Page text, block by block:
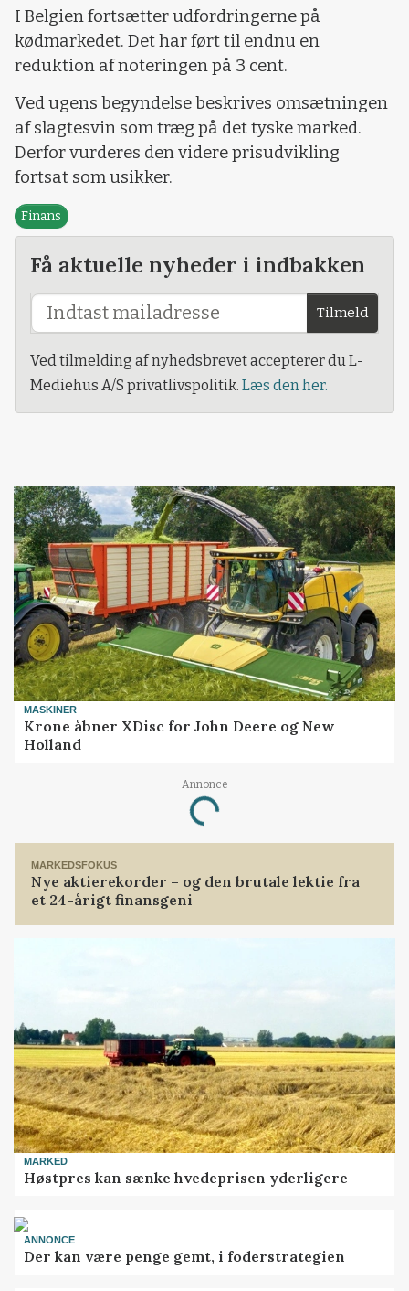
I Belgien fortsætter udfordringerne på
kødmarkedet. Det har ført til endnu en
reduktion af noteringen på 3 cent.
Ved ugens begyndelse beskrives omsætningen
af slagtesvin som træg på det tyske marked.
Derfor vurderes den videre prisudvikling
fortsat som usikker.
Finans
Få aktuelle nyheder i indbakken
Tilmeld
Ved tilmelding af nyhedsbrevet accepterer du L-
Mediehus A/S privatlivspolitik. Læs den her.
MASKINER
Krone åbner XDisc for John Deere og New
Holland
Annonce
Loading...
MARKEDSFOKUS
Nye aktierekorder – og den brutale lektie fra
et 24-årigt finansgeni
MARKED
Høstpres kan sænke hvedeprisen yderligere
ANNONCE
Der kan være penge gemt, i foderstrategien